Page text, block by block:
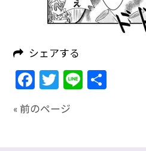
シェアする
Facebook
Twitter
Line
« 前のページ